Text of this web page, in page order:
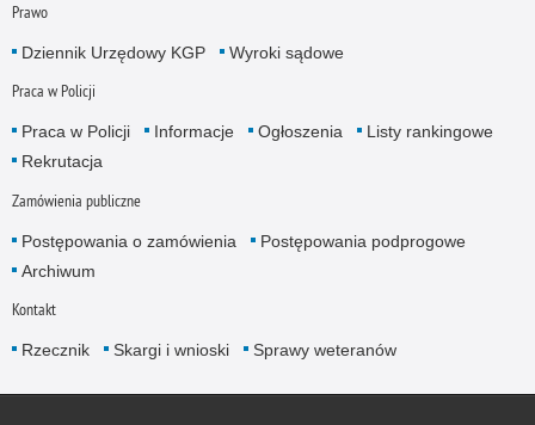
Prawo
Dziennik Urzędowy KGP Wyroki sądowe
Praca w Policji
Praca w Policji Informacje Ogłoszenia
Listy rankingowe
Rekrutacja
Zamówienia publiczne
Postępowania o zamówienia
Postępowania podprogowe
Archiwum
Kontakt
Rzecznik Skargi i wnioski Sprawy weteranów